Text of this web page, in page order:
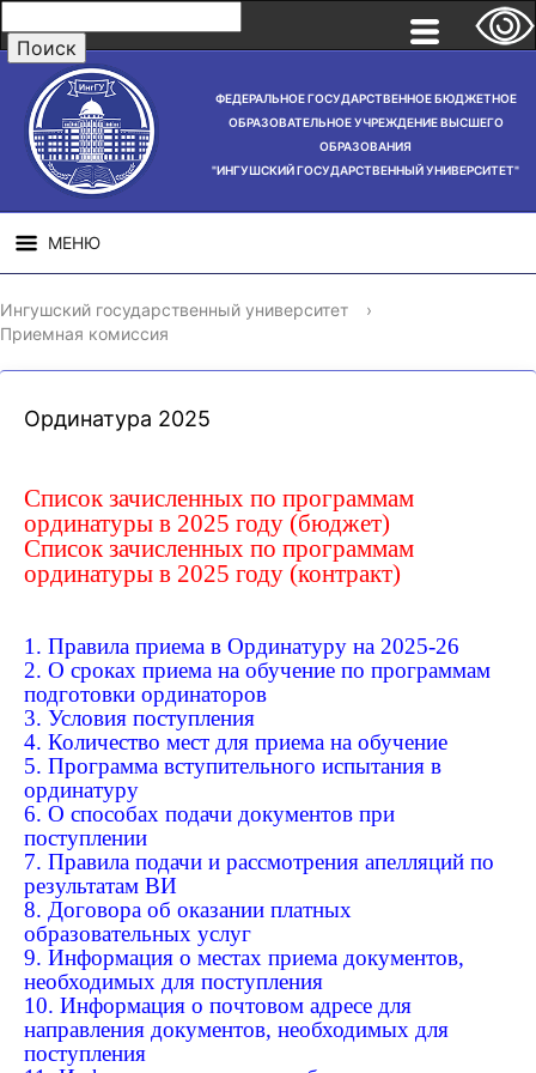
ФЕДЕРАЛЬНОЕ ГОСУДАРСТВЕННОЕ БЮДЖЕТНОЕ
ОБРАЗОВАТЕЛЬНОЕ УЧРЕЖДЕНИЕ ВЫСШЕГО
ОБРАЗОВАНИЯ
"ИНГУШСКИЙ ГОСУДАРСТВЕННЫЙ УНИВЕРСИТЕТ"
МЕНЮ
СВЕДЕНИЯ ОБ
ОБРАЗОВАТЕЛЬНОЙ
НАУЧНАЯ
ДЕЯТЕЛЬНОСТЬ
Ингушский государственный университет
›
Приемная комиссия
Ординатура 2025
Список зачисленных по программам
ординатуры в 2025 году (бюджет)
Список зачисленных по программам
ординатуры в 2025 году (контракт)
1. Правила приема в Ординатуру на 2025-26
2. О сроках приема на обучение по программам
подготовки ординаторов
3. Условия поступления
4. Количество мест для приема на обучение
5. Программа вступительного испытания в
ординатуру
6. О способах подачи документов при
поступлении
7. Правила подачи и рассмотрения апелляций по
результатам ВИ
8. Договора об оказании платных
образовательных услуг
9. Информация о местах приема документов,
необходимых для поступления
10. Информация о почтовом адресе для
направления документов, необходимых для
поступления